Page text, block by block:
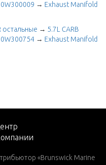
→ Exhaust Manifold
остальные → 5.7L CARB
0W300754 → Exhaust Manifold
«Brunswick Marine